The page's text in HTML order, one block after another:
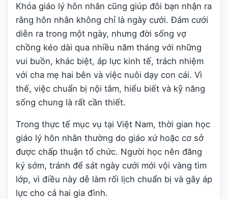
Khóa giáo lý hôn nhân cũng giúp đôi bạn nhận ra
rằng hôn nhân không chỉ là ngày cưới. Đám cưới
diễn ra trong một ngày, nhưng đời sống vợ
chồng kéo dài qua nhiều năm tháng với những
vui buồn, khác biệt, áp lực kinh tế, trách nhiệm
với cha mẹ hai bên và việc nuôi dạy con cái. Vì
thế, việc chuẩn bị nội tâm, hiểu biết và kỹ năng
sống chung là rất cần thiết.
Trong thực tế mục vụ tại Việt Nam, thời gian học
giáo lý hôn nhân thường do giáo xứ hoặc cơ sở
được chấp thuận tổ chức. Người học nên đăng
ký sớm, tránh để sát ngày cưới mới vội vàng tìm
lớp, vì điều này dễ làm rối lịch chuẩn bị và gây áp
lực cho cả hai gia đình.